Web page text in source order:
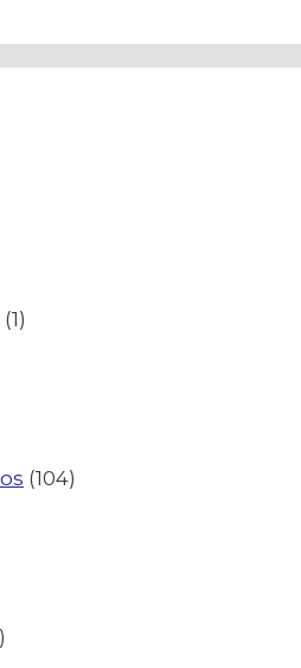
(1)
(104)